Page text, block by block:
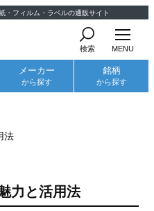
・フィルム・ラベルの通販サイト
検索 MENU
メーカー
から探す
銘柄
から探す
法
力と活用法